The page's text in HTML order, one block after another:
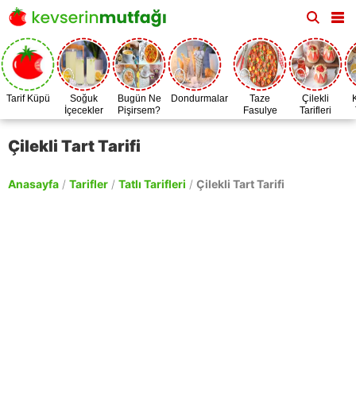
Tarif Küpü
Soğuk
İçecekler
Bugün Ne
Pişirsem?
Dondurmalar
Taze
Fasulye
Zamanı
Çilekli
Tarifleri
Çilekli Tart Tarifi
Anasayfa / Tarifler / Tatlı Tarifleri / Çilekli Tart Tarifi